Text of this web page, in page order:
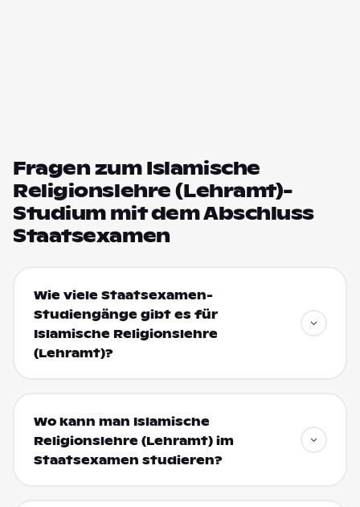
Fragen zum Islamische
Religionslehre (Lehramt)-
Studium mit dem Abschluss
Staatsexamen
Wie viele Staatsexamen-
Studiengänge gibt es für
Islamische Religionslehre
(Lehramt)?
Wo kann man Islamische
Religionslehre (Lehramt) im
Staatsexamen studieren?